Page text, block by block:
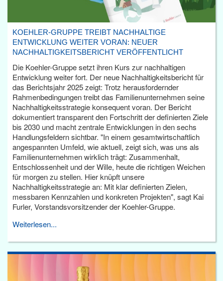
KOEHLER-GRUPPE TREIBT NACHHALTIGE
ENTWICKLUNG WEITER VORAN: NEUER
NACHHALTIGKEITSBERICHT VERÖFFENTLICHT
Die Koehler-Gruppe setzt ihren Kurs zur nachhaltigen
Entwicklung weiter fort. Der neue Nachhaltigkeitsbericht für
das Berichtsjahr 2025 zeigt: Trotz herausfordernder
Rahmenbedingungen treibt das Familienunternehmen seine
Nachhaltigkeitsstrategie konsequent voran. Der Bericht
dokumentiert transparent den Fortschritt der definierten Ziele
bis 2030 und macht zentrale Entwicklungen in den sechs
Handlungsfeldern sichtbar. "In einem gesamtwirtschaftlich
angespannten Umfeld, wie aktuell, zeigt sich, was uns als
Familienunternehmen wirklich trägt: Zusammenhalt,
Entschlossenheit und der Wille, heute die richtigen Weichen
für morgen zu stellen. Hier knüpft unsere
Nachhaltigkeitsstrategie an: Mit klar definierten Zielen,
messbaren Kennzahlen und konkreten Projekten", sagt Kai
Furler, Vorstandsvorsitzender der Koehler-Gruppe.
Weiterlesen...